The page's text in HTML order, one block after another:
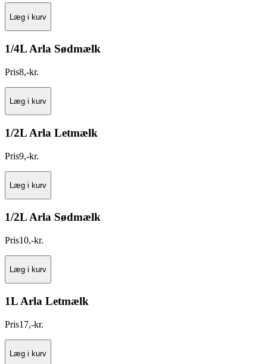
Læg i kurv
1/4L Arla Sødmælk
Pris8,-kr.
Læg i kurv
1/2L Arla Letmælk
Pris9,-kr.
Læg i kurv
1/2L Arla Sødmælk
Pris10,-kr.
Læg i kurv
1L Arla Letmælk
Pris17,-kr.
Læg i kurv